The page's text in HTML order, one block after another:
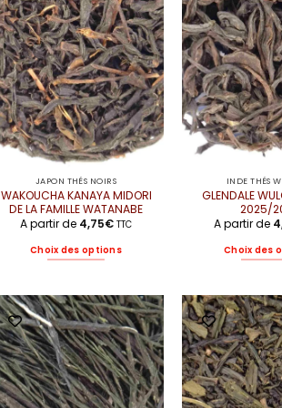
JAPON THÉS NOIRS
WAKOUCHA KANAYA MIDORI
DE LA FAMILLE WATANABE
A partir de 4,75€ TTC
Choix des options
a
plusieurs
variations.
Les
options
peuvent
INDE THÉS
GLENDALE
2025/
A partir de
Choix des
a